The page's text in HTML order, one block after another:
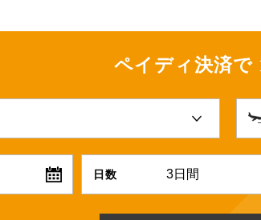
ペイディ決済で
日数